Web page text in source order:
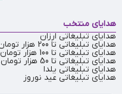
هدایای منتخب
هدایای تبلیغاتی ارزان
هدایای تبلیغاتی تا 200 هزار تومان
هدایای تبلیغاتی تا 100 هزار تومان
هدایای تبلیغاتی تا 50 هزار تومان
هدایای تبلیغاتی یلدا
هدایای تبلیغاتی عید نوروز